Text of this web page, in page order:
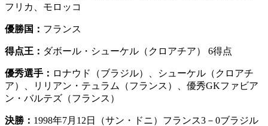
フリカ、モロッコ
優勝国： フランス
得点王： ダボール・シューケル（クロアチア） 6得点
優秀選手： ロナウド（ブラジル）、シューケル（クロアチ
ア）、リリアン・テュラム（フランス）、優秀GKファビア
ン・バルテズ（フランス）
決勝： 1998年7月12日（サン・ドニ）フランス3－0ブラジル